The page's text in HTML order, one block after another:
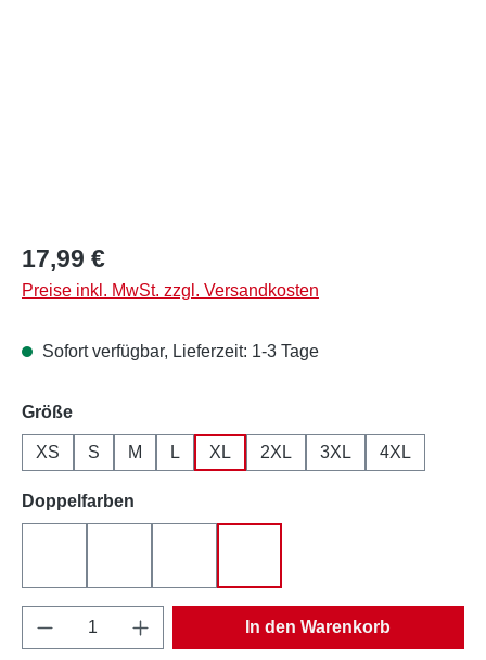
Regulärer Preis:
17,99 €
Preise inkl. MwSt. zzgl. Versandkosten
Sofort verfügbar, Lieferzeit: 1-3 Tage
Größeauswählen
XS S M L XL 2XL 3XL 4XL
Doppelfarben
Produkt Anzahl: Gib den gewünschten
In den Warenkorb